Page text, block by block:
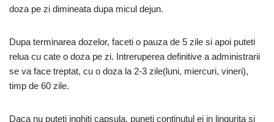
doza pe zi dimineata dupa micul dejun.
Dupa terminarea dozelor, faceti o pauza de 5 zile si apoi puteti
relua cu cate o doza pe zi. Intreruperea definitive a administrarii
se va face treptat, cu o doza la 2-3 zile(luni, miercuri, vineri),
timp de 60 zile.
Daca nu puteti inghiti capsula, puneti continutul ei in lingurita si